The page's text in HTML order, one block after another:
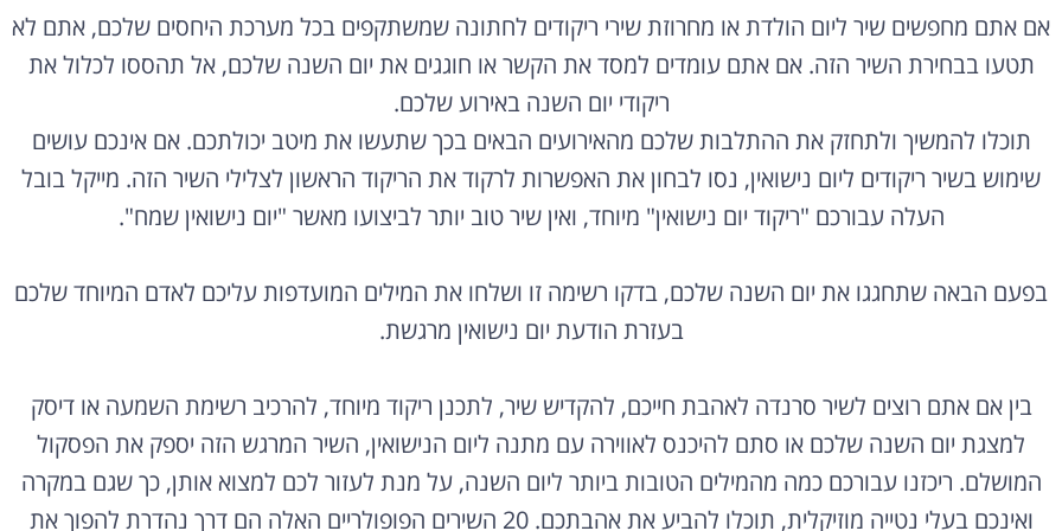
אם אתם מחפשים שיר ליום הולדת או מחרוזת שירי ריקודים לחתונה שמשתקפים בכל מערכת היחסים שלכם, אתם לא
תטעו בבחירת השיר הזה. אם אתם עומדים למסד את הקשר או חוגגים את יום השנה שלכם, אל תהססו לכלול את
ריקודי יום השנה באירוע שלכם.
תוכלו להמשיך ולתחזק את ההתלבות שלכם מהאירועים הבאים בכך שתעשו את מיטב יכולתכם. אם אינכם עושים
שימוש בשיר ריקודים ליום נישואין, נסו לבחון את האפשרות לרקוד את הריקוד הראשון לצלילי השיר הזה. מייקל בובל
העלה עבורכם "ריקוד יום נישואין" מיוחד, ואין שיר טוב יותר לביצועו מאשר "יום נישואין שמח".
בפעם הבאה שתחגגו את יום השנה שלכם, בדקו רשימה זו ושלחו את המילים המועדפות עליכם לאדם המיוחד שלכם
בעזרת הודעת יום נישואין מרגשת.
בין אם אתם רוצים לשיר סרנדה לאהבת חייכם, להקדיש שיר, לתכנן ריקוד מיוחד, להרכיב רשימת השמעה או דיסק
למצגת יום השנה שלכם או סתם להיכנס לאווירה עם מתנה ליום הנישואין, השיר המרגש הזה יספק את הפסקול
המושלם. ריכזנו עבורכם כמה מהמילים הטובות ביותר ליום השנה, על מנת לעזור לכם למצוא אותן, כך שגם במקרה
ואינכם בעלי נטייה מוזיקלית, תוכלו להביע את אהבתכם. 20 השירים הפופולריים האלה הם דרך נהדרת להפוך את